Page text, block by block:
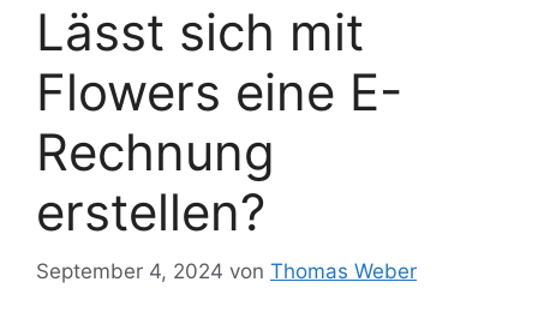
Lässt sich mit
Flowers eine E-
Rechnung
erstellen?
September 4, 2024 von Thomas Weber